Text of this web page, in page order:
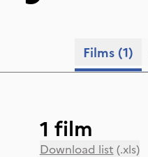
Films (1)
1 film
Download list (.xls)